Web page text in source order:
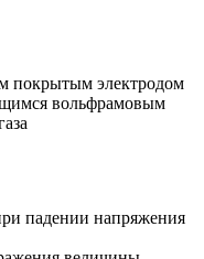
покрытым электродом
вольфрамовым
падении напряжения